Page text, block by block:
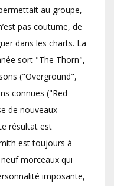
au groupe,
pas coutume, de
dans les charts. La
sort "The Thorn",
("Overground",
connues ("Red
de nouveaux
résultat est
est toujours à
morceaux qui
imposante,